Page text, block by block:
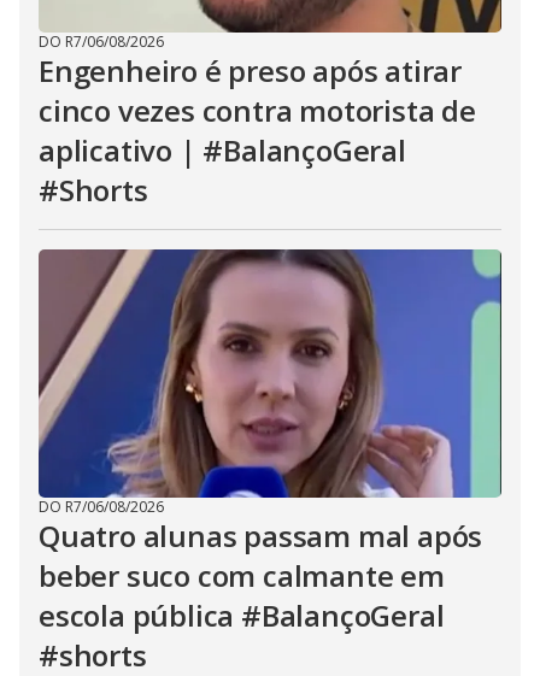
DO R7/06/08/2026
Engenheiro é preso após atirar
cinco vezes contra motorista de
aplicativo | #BalançoGeral
#Shorts
DO R7/06/08/2026
Quatro alunas passam mal após
beber suco com calmante em
escola pública #BalançoGeral
#shorts